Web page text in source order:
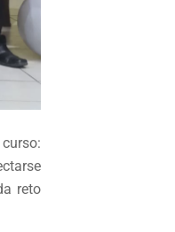
reto